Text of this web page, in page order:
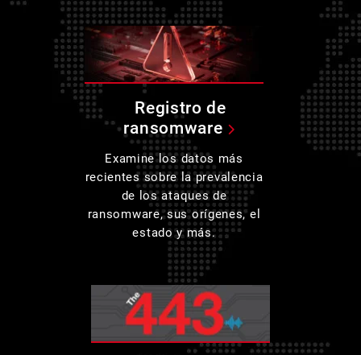
Registro de
ransomware
Examine los datos más
recientes sobre la prevalencia
de los ataques de
ransomware, sus orígenes, el
estado y más.